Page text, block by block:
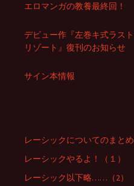
エロマンガの教養最終回！
デビュー作『左巻キ式ラスト
リゾート』復刊のお知らせ
サイン本情報
レーシックについてのまとめ
レーシックやるよ！（１）
レーシック以下略……（2）